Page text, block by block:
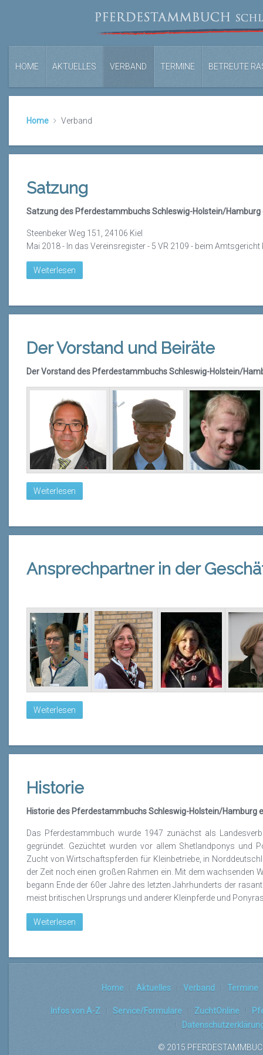
HOME AKTUELLES VERBAND TERMINE BETREUTE
Home Verband
Satzung
Satzung des Pferdestammbuchs Schleswig-Holstein/Hamburg
Steenbeker Weg 151, 24106 Kiel
Mai 2018 - In das Vereinsregister - 5 VR 2109 - beim Amtsgericht
Weiterlesen
Der Vorstand und Beiräte
Der Vorstand des Pferdestammbuchs Schleswig-Holstein/
Weiterlesen
Ansprechpartner in der
Weiterlesen
Historie
Historie des Pferdestammbuchs Schleswig-Holstein/Hamburg
Das Pferdestammbuch wurde 1947 zunächst als
gegründet. Gezüchtet wurden vor allem Shetlandponys und
Zucht von Wirtschaftspferden für Kleinbetriebe, in
der Zeit noch einen großen Rahmen ein. Mit dem wachsenden
begann Ende der 60er Jahre des letzten Jahrhunderts der
meist britischen Ursprungs und anderer Kleinpferde und
Weiterlesen
Home Aktuelles Verband Termine
Infos von A-Z Service/Formulare ZuchtOnline
© 2015